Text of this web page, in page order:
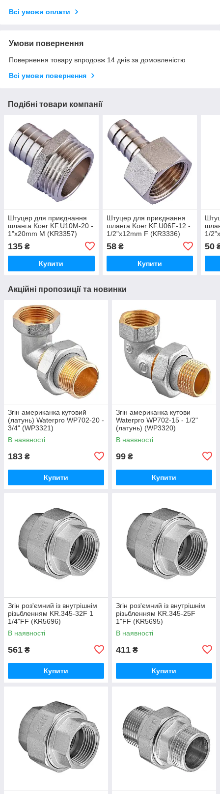
Всі умови оплати
Умови повернення
Повернення товару впродовж 14 днів за домовленістю
Всі умови повернення
Подібні товари компанії
Штуцер для приєднання
шланга Koer KF.U10M-20 -
1"x20mm M (KR3357)
135 ₴
Купити
Штуцер для приєднання
шланга Koer KF.U06F-12 -
1/2"x12mm F (KR3336)
58₴
Купити
1/
50
Акційні пропозиції та новинки
Згін американка кутовий
(латунь) Waterpro WP702-20 -
3/4" (WP3321)
В наявності
183 ₴
Купити
Згін американка кутови
Waterpro WP702-15 - 1/2"
(латунь) (WP3320)
В наявності
99 ₴
Купити
Згін роз'ємний із внутрішнім
різьбленням KR.345-32F 1
1/4"FF (KR5696)
В наявності
561 ₴
Купити
Згін роз'ємний із внутрішнім
різьбленням KR.345-25F
1"FF (KR5695)
В наявності
411 ₴
Купити